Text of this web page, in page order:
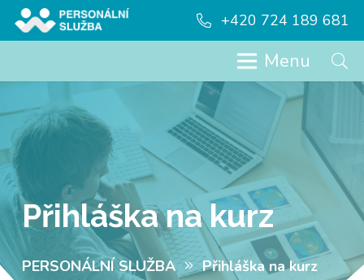
+420 724 189 681
Menu
Přihláška na kurz
PERSONÁLNÍ SLUŽBA Přihláška na kurz